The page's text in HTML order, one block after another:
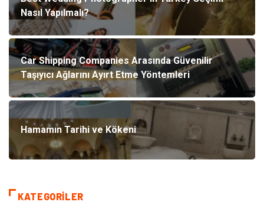
Nasıl Yapılmalı?
Car Shipping Companies Arasında Güvenilir
Taşıyıcı Ağlarını Ayırt Etme Yöntemleri
Hamamın Tarihi ve Kökeni
KATEGORILER